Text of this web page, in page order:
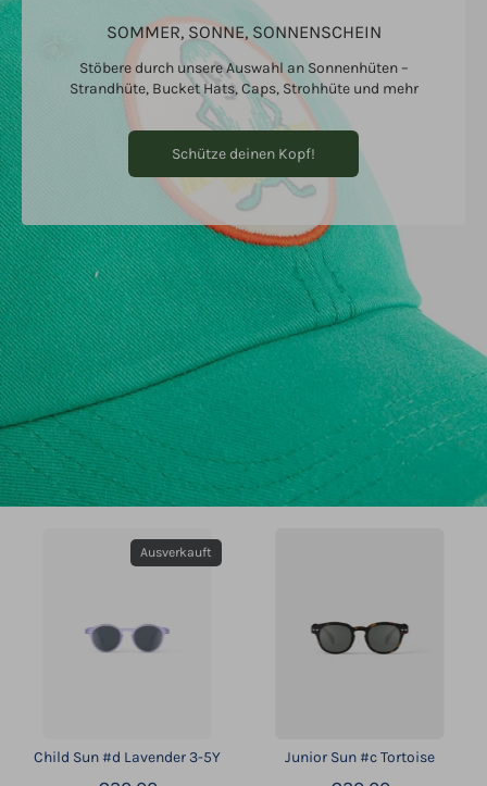
SOMMER, SONNE, SONNENSCHEIN
Stöbere durch unsere Auswahl an Sonnenhüten –
Strandhüte, Bucket Hats, Caps, Strohhüte und mehr
Schütze deinen Kopf!
Child Sun #d Lavender 3-5Y
Ausverkauft
Junior Sun #c Tortoise